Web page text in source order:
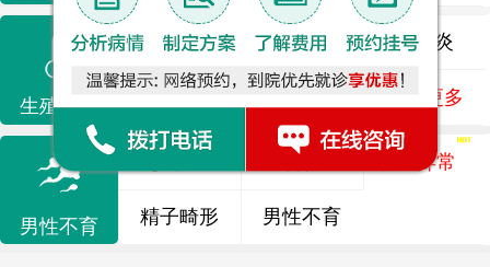
生殖感染
龟头炎 睾丸炎 尿道炎
了解更多
男性不育
弱精 精液异常
精子畸形 男性不育